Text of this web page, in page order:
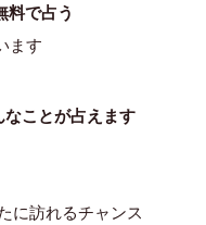
料で占う
ます
ことが占えます
に訪れるチャンス